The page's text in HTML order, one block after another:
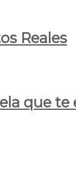
Reales
que te